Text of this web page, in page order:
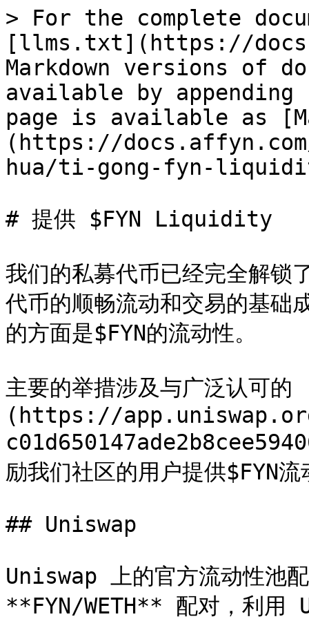
> For the complete
[llms.txt](https://
Markdown versions of
available by
page is available as
(https://
hua/ti-gong-fyn-
# 提供 $FYN Liquidity
我们的私募代币已经完全解锁
代币的顺畅流动和交易的基础
的方面是$FYN的流动性。
主要的举措涉及与广泛认可
(https://
励我们社区的用户提供$FYN流
## Uniswap
Uniswap 上的官方流动性池
**FYN/WETH** 配对，利用